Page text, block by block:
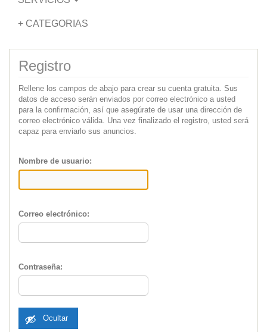
+ CATEGORIAS
Registro
Rellene los campos de abajo para crear su cuenta gratuita. Sus
datos de acceso serán enviados por correo electrónico a usted
para la confirmación, así que asegúrate de usar una dirección de
correo electrónico válida. Una vez finalizado el registro, usted será
capaz para enviarlo sus anuncios.
Nombre de usuario:
Correo electrónico:
Contraseña:
Ocultar